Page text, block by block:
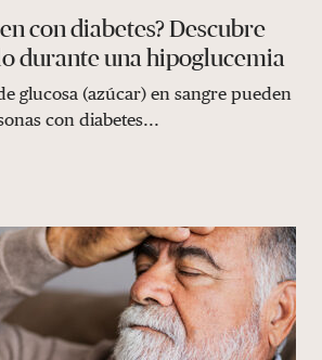
con diabetes? Descubre
durante una hipoglucemia
glucosa (azúcar) en sangre pueden
con diabetes...